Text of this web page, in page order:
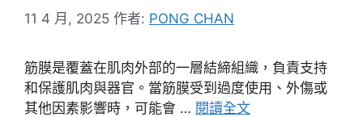
11 4 月, 2025 作者: PONG CHAN
筋膜是覆蓋在肌肉外部的一層結締組織，負責支持
和保護肌肉與器官。當筋膜受到過度使用、外傷或
其他因素影響時，可能會 … 閱讀全文